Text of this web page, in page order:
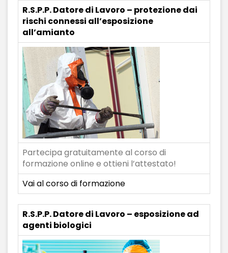
R.S.P.P. Datore di Lavoro – protezione dai
rischi connessi all’esposizione
all’amianto
Partecipa gratuitamente al corso di
formazione online e ottieni l’attestato!
Vai al corso di formazione
R.S.P.P. Datore di Lavoro – esposizione ad
agenti biologici